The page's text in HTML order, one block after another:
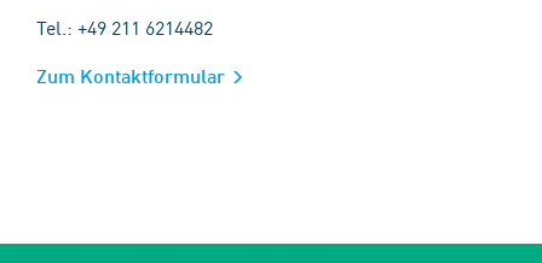
Tel.: +49 211 6214482
Zum Kontaktformular